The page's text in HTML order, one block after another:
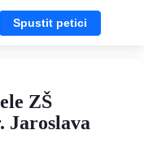
Spustit petici
ZŠ
Jaroslava